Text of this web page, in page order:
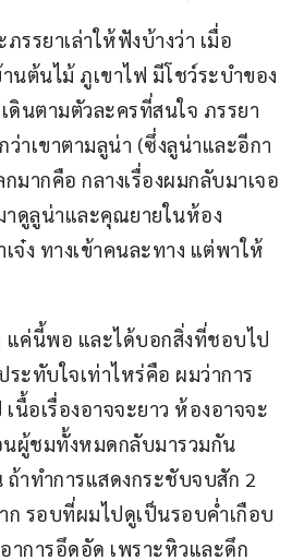
รรยาเล่าให้ฟังบ้างว่า เมื่อ
นต้นไม้ ภูเขาไฟ มีโชว์ระบำของ
ดินตามตัวละครที่สนใจ ภรรยา
าเขาตามลูน่า (ซึ่งลูน่าและอีกา
มากคือ กลางเรื่องผมกลับมาเจอ
าดูลูน่าและคุณยายในห้อง
จ๋ง ทางเข้าคนละทาง แต่พาให้
แค่นี้พอ และได้บอกสิ่งที่ชอบไป
ะทับใจเท่าไหร่คือ ผมว่าการ
นื้อเรื่องอาจจะยาว ห้องอาจจะ
นผู้ชมทั้งหมดกลับมารวมกัน
าทำการแสดงกระชับจบสัก 2
ก รอบที่ผมไปดูเป็นรอบค่ำเกือบ
าการอึดอัด เพราะหิวและดึก